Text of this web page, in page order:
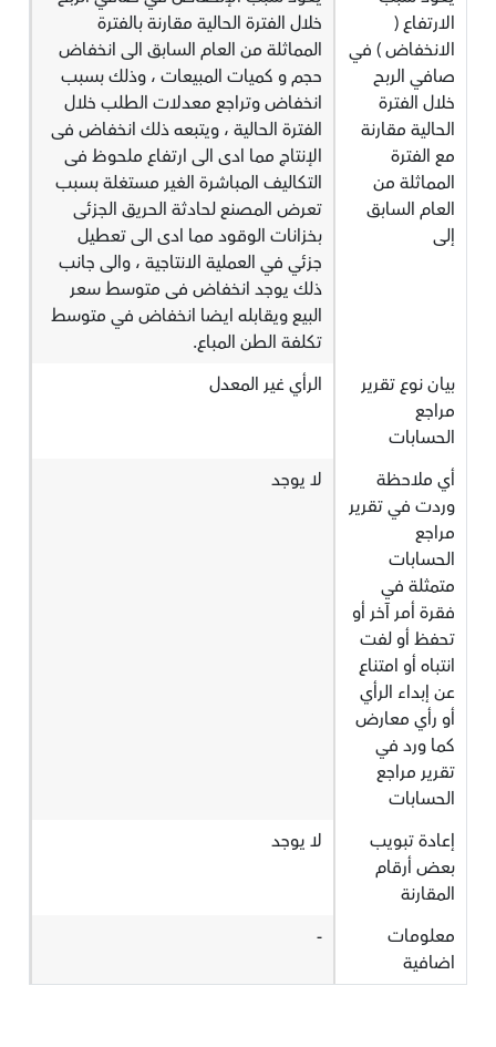
الارتفاع (
الانخفاض ) في
صافي الربح
خلال الفترة
الحالية مقارنة
مع الفترة
المماثلة من
العام السابق
إلى
خلال الفترة الحالية مقارنة بالفترة
المماثلة من العام السابق الى انخفاض
حجم و كميات المبيعات ، وذلك بسبب
انخفاض وتراجع معدلات الطلب خلال
الفترة الحالية ، ويتبعه ذلك انخفاض فى
الإنتاج مما ادى الى ارتفاع ملحوظ فى
التكاليف المباشرة الغير مستغلة بسبب
تعرض المصنع لحادثة الحريق الجزئى
بخزانات الوقود مما ادى الى تعطيل
جزئي في العملية الانتاجية ، والى جانب
ذلك يوجد انخفاض فى متوسط سعر
البيع ويقابله ايضا انخفاض في متوسط
تكلفة الطن المباع.
بيان نوع تقرير
مراجع
الحسابات
الرأي غير المعدل
أي ملاحظة
وردت في تقرير
مراجع
الحسابات
متمثلة في
فقرة أمر آخر أو
تحفظ أو لفت
انتباه أو امتناع
عن إبداء الرأي
أو رأي معارض
كما ورد في
تقرير مراجع
الحسابات
لا يوجد
إعادة تبويب
بعض أرقام
المقارنة
لا يوجد
معلومات
اضافية
-